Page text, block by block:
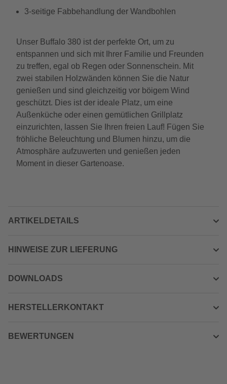
3-seitige Fabbehandlung der Wandbohlen
Unser Buffalo 380 ist der perfekte Ort, um zu
entspannen und sich mit Ihrer Familie und Freunden
zu treffen, egal ob Regen oder Sonnenschein. Mit
zwei stabilen Holzwänden können Sie die Natur
genießen und sind gleichzeitig vor böigem Wind
geschützt. Dies ist der ideale Platz, um eine
Außenküche oder einen gemütlichen Grillplatz
einzurichten, lassen Sie Ihren freien Lauf! Fügen Sie
fröhliche Beleuchtung und Blumen hinzu, um die
Atmosphäre aufzuwerten und genießen jeden
Moment in dieser Gartenoase.
ARTIKELDETAILS
HINWEISE ZUR LIEFERUNG
DOWNLOADS
HERSTELLERKONTAKT
BEWERTUNGEN